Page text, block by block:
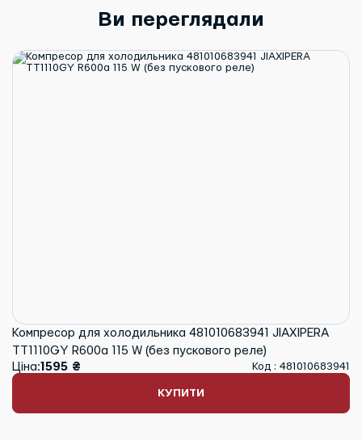
Ви переглядали
Компресор для холодильника 481010683941 JIAXIPERA
TT1110GY R600a 115 W (без пускового реле)
Ціна:1595 ₴ Код : 481010683941
КУПИТИ